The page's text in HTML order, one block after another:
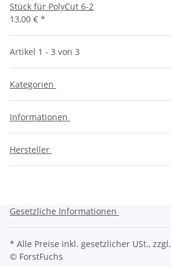
Stück für PolyCut 6-2
13,00 € *
Artikel 1 - 3 von 3
Kategorien
Informationen
Hersteller
Gesetzliche Informationen
* Alle Preise inkl. gesetzlicher USt., zzgl.
© ForstFuchs